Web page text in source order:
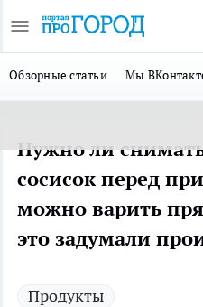
Обзорные статьи Мы
Нужно ли
сосисок перед
можно варить
это задумали
Продукты